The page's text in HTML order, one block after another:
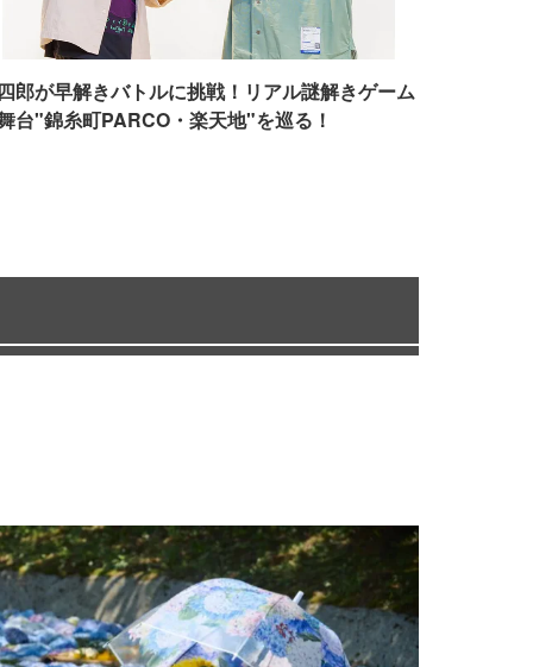
郎が早解きバトルに挑戦！リアル謎解きゲーム
台"錦糸町PARCO・楽天地"を巡る！